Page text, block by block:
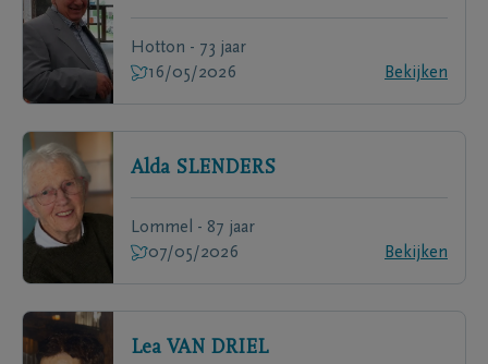
Hotton - 73 jaar
16/05/2026
Bekijken
Alda SLENDERS
Lommel - 87 jaar
07/05/2026
Bekijken
Lea VAN DRIEL